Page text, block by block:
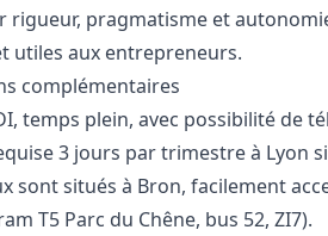
rigueur, pragmatisme et
utiles aux entrepreneurs.
complémentaires
temps plein, avec possibilité de
3 jours par trimestre à Lyon
sont situés à Bron, facilement
T5 Parc du Chêne, bus 52, ZI7).